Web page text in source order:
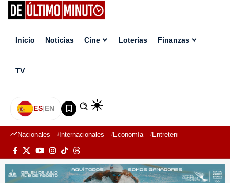
Inicio Noticias Cine Loterías Finanzas
TV
ES|EN
Nacionales Internacionales Economía Entretenimiento